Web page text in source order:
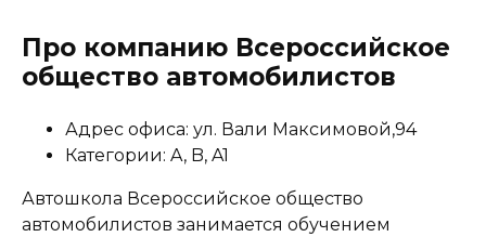
Про компанию Всероссийское
общество автомобилистов
Адрес офиса: ул. Вали Максимовой,94
Категории: A, B, A1
Автошкола Всероссийское общество
автомобилистов занимается обучением